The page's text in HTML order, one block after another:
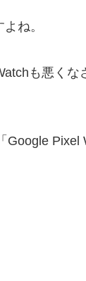
ね。
も悪くな
Pixel